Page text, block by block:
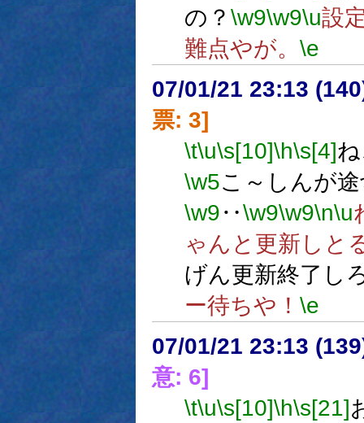
の？ \w9\w9\u設
難点やが。 \e
07/01/21 23:13
票: 3]
\t\u\s[10]\h\s[4]
\w5こ～しんが
\w9‥\w9\w9\n\u
ゃんと更新しと
げん更新終了し
ー待ちや！ \e
07/01/21 23:13
意: 6]
\t\u\s[10]\h\s[21]